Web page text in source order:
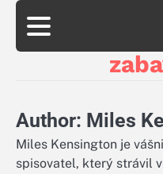
Skip
content
Author: Miles
Miles Kensington je
spisovatel, který strávil